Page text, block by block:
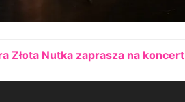
Złota Nutka zaprasza na koncert